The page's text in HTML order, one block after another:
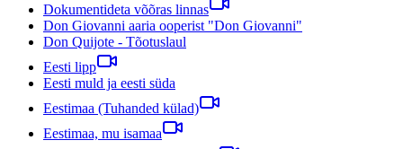
Dokumentideta võõras linnas
Don Giovanni aaria ooperist "Don Giovanni"
Don Quijote - Tõotuslaul
Eesti lipp
Eesti muld ja eesti süda
Eestimaa (Tuhanded külad)
Eestimaa, mu isamaa